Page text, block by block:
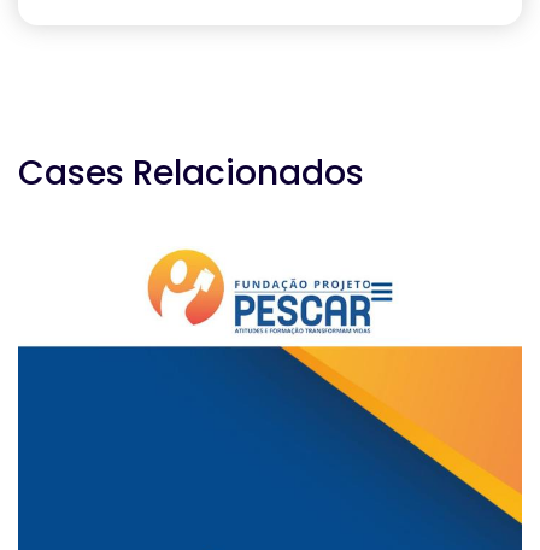
Cases Relacionados